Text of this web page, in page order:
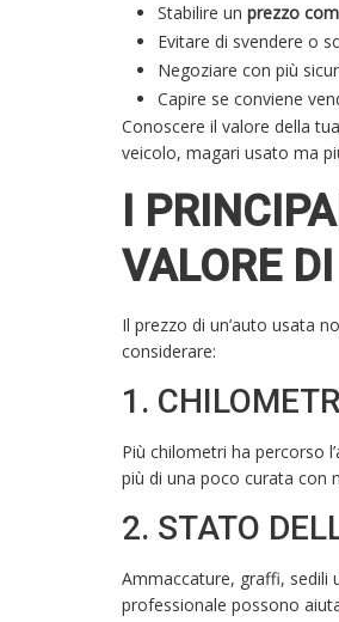
Stabilire un prezzo
Evitare di svendere o
Negoziare con più
Capire se conviene
Conoscere il valore della
veicolo, magari usato ma
I
VALORE
Il prezzo di un’auto usata
considerare:
1.
Più chilometri ha percorso
più di una poco curata con
2. STATO
Ammaccature, graffi, sedili
professionale possono